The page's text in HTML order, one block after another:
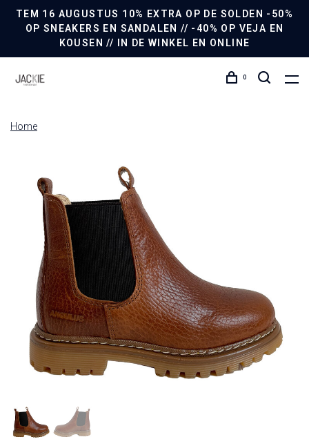
TEM 16 AUGUSTUS 10% EXTRA OP DE SOLDEN -50%
OP SNEAKERS EN SANDALEN // -40% OP VEJA EN
KOUSEN // IN DE WINKEL EN ONLINE
0
Home